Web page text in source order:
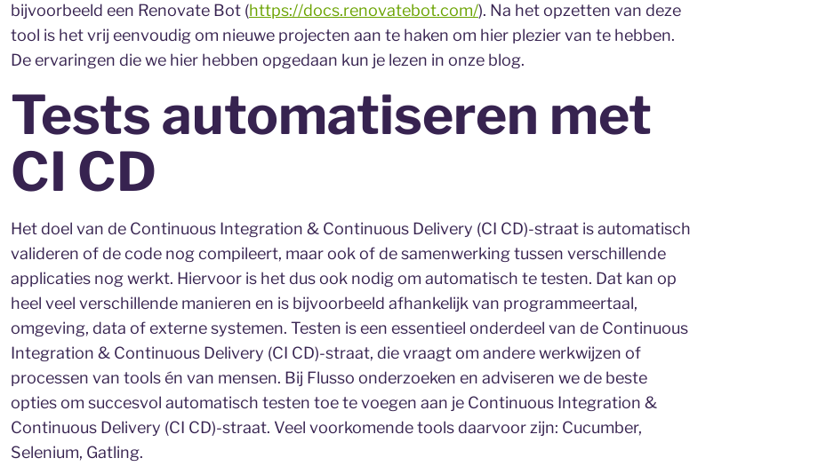
bijvoorbeeld een Renovate Bot (https://docs.renovatebot.com/). Na het opzetten van deze
tool is het vrij eenvoudig om nieuwe projecten aan te haken om hier plezier van te hebben.
De ervaringen die we hier hebben opgedaan kun je lezen in onze blog.
Tests automatiseren met
CI CD
Het doel van de Continuous Integration & Continuous Delivery (CI CD)-straat is automatisch
valideren of de code nog compileert, maar ook of de samenwerking tussen verschillende
applicaties nog werkt. Hiervoor is het dus ook nodig om automatisch te testen. Dat kan op
heel veel verschillende manieren en is bijvoorbeeld afhankelijk van programmeertaal,
omgeving, data of externe systemen. Testen is een essentieel onderdeel van de Continuous
Integration & Continuous Delivery (CI CD)-straat, die vraagt om andere werkwijzen of
processen van tools én van mensen. Bij Flusso onderzoeken en adviseren we de beste
opties om succesvol automatisch testen toe te voegen aan je Continuous Integration &
Continuous Delivery (CI CD)-straat. Veel voorkomende tools daarvoor zijn: Cucumber,
Selenium, Gatling.